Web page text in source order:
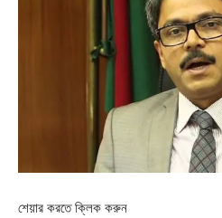
শেয়ার করতে ক্লিক করুন